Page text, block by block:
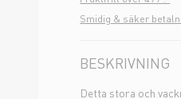
Smidig & säker
BESKRIVNING
Detta stora och